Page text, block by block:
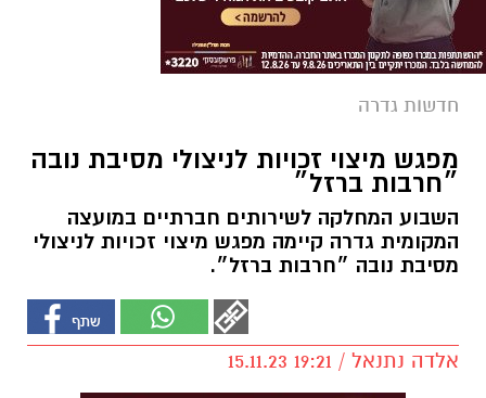
חדשות גדרה
מפגש מיצוי זכויות לניצולי מסיבת נובה
״חרבות ברזל״
השבוע המחלקה לשירותים חברתיים במועצה
המקומית גדרה קיימה מפגש מיצוי זכויות לניצולי
מסיבת נובה ״חרבות ברזל״.
אלדה נתנאל / 19:21 15.11.23